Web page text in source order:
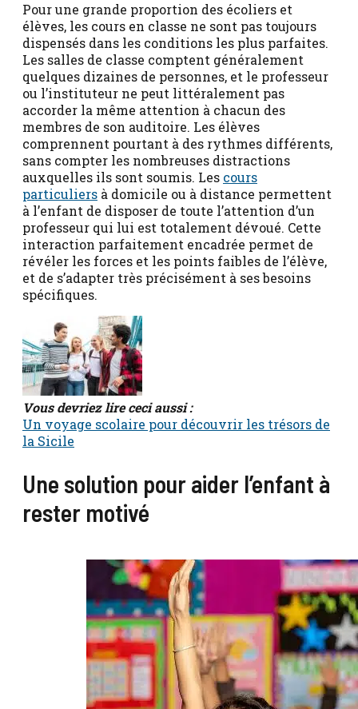
Pour une grande proportion des écoliers et
élèves, les cours en classe ne sont pas toujours
dispensés dans les conditions les plus parfaites.
Les salles de classe comptent généralement
quelques dizaines de personnes, et le professeur
ou l’instituteur ne peut littéralement pas
accorder la même attention à chacun des
membres de son auditoire. Les élèves
comprennent pourtant à des rythmes différents,
sans compter les nombreuses distractions
auxquelles ils sont soumis. Les cours
particuliers à domicile ou à distance permettent
à l’enfant de disposer de toute l’attention d’un
professeur qui lui est totalement dévoué. Cette
interaction parfaitement encadrée permet de
révéler les forces et les points faibles de l’élève,
et de s’adapter très précisément à ses besoins
spécifiques.
Vous devriez lire ceci aussi :
Un voyage scolaire pour découvrir les trésors de
la Sicile
Une solution pour aider l’enfant à
rester motivé